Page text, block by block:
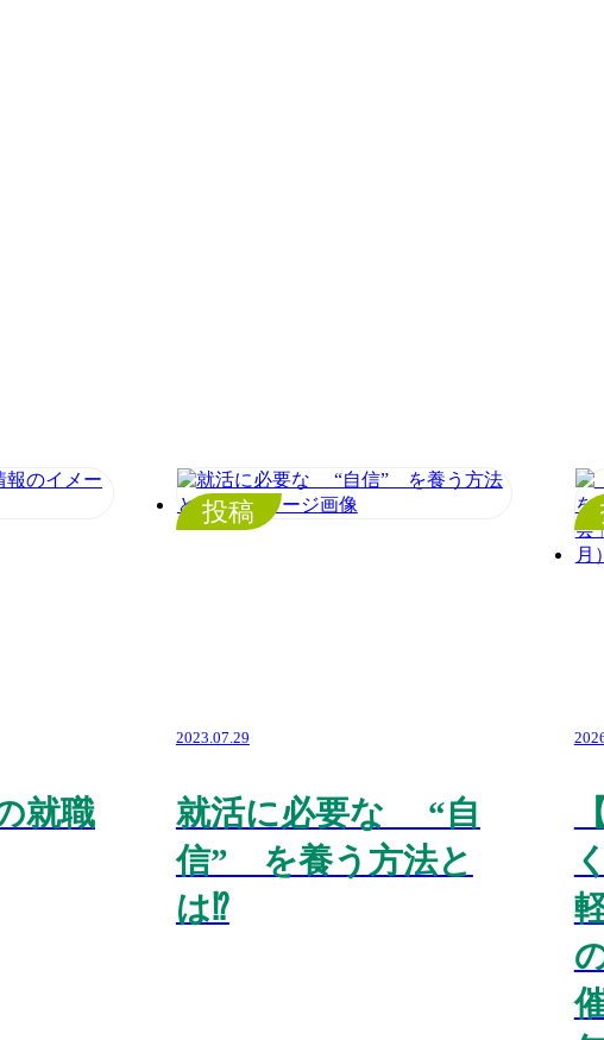
就職
投稿
2023.07.29
就活に必要な “自
信” を養う方法と
は⁉️